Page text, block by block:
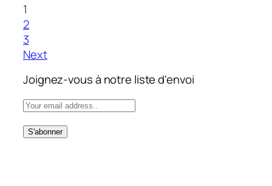
1
2
3
Next
Joignez-vous à notre liste d'envoi